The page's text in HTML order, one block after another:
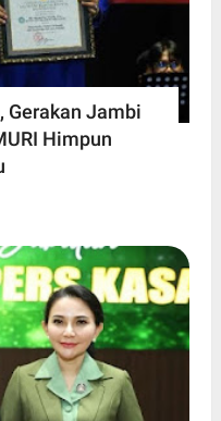
Gerakan Jambi
Himpun